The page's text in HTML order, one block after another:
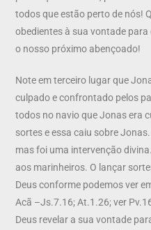
todos que estão perto de nós!
obedientes à sua vontade
o nosso próximo abençoado!
Note em terceiro lugar que
culpado e confrontado pelos
todos no navio que Jonas era
sortes e essa caiu sobre
mas foi uma intervenção
aos marinheiros. O lançar
Deus conforme podemos ver
Acã –Js.7.16; At.1.26; ver
Deus revelar a sua vontade